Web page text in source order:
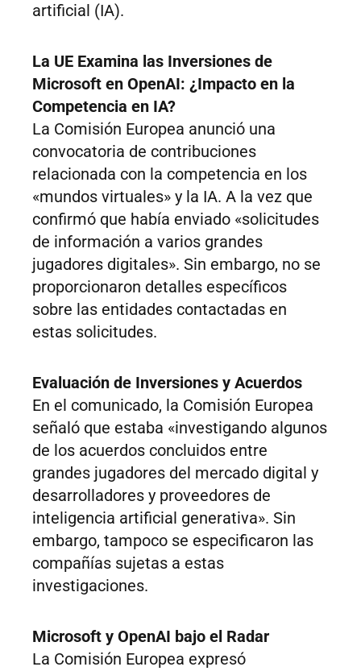
artificial (IA).
La UE Examina las Inversiones de
Microsoft en OpenAI: ¿Impacto en la
Competencia en IA?
La Comisión Europea anunció una
convocatoria de contribuciones
relacionada con la competencia en los
«mundos virtuales» y la IA. A la vez que
confirmó que había enviado «solicitudes
de información a varios grandes
jugadores digitales». Sin embargo, no se
proporcionaron detalles específicos
sobre las entidades contactadas en
estas solicitudes.
Evaluación de Inversiones y Acuerdos
En el comunicado, la Comisión Europea
señaló que estaba «investigando algunos
de los acuerdos concluidos entre
grandes jugadores del mercado digital y
desarrolladores y proveedores de
inteligencia artificial generativa». Sin
embargo, tampoco se especificaron las
compañías sujetas a estas
investigaciones.
Microsoft y OpenAI bajo el Radar
La Comisión Europea expresó